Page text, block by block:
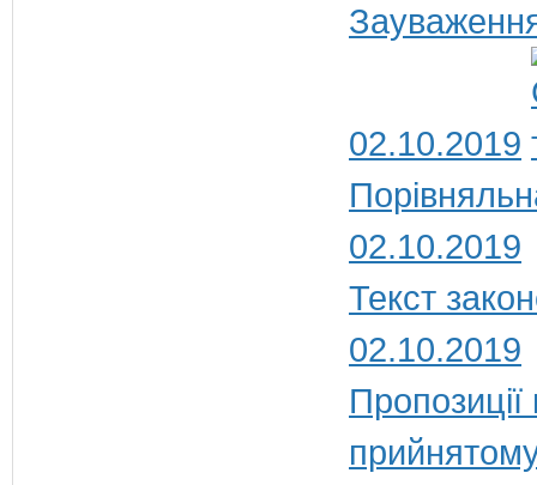
02.10.2019
02.10.2019
Текст
02.10.2019